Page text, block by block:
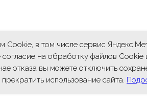
Cookie, в том числе сервис
согласие на обработку файлов
отказа вы можете отключить
использование сайта.